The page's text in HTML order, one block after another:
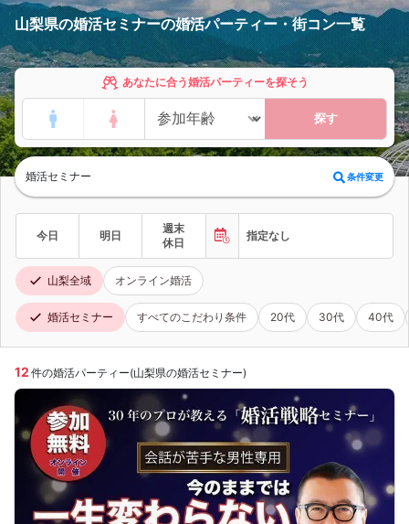
山梨県の婚活セミナーの婚活パーティー・街コン一覧
あなたに合う婚活パーティーを探そう
探す
婚活セミナー 条件変更
今日 明日
週末
休日
指定なし
山梨全域 オンライン婚活
婚活セミナー すべてのこだわり条件 20代 30代 40代
12 件の婚活パーティー(山梨県の婚活セミナー)